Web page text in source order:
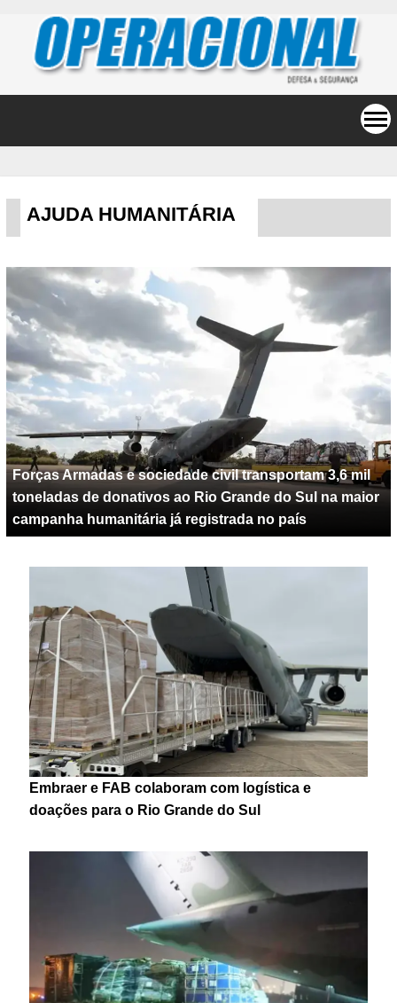
AJUDA HUMANITÁRIA
Forças Armadas e sociedade civil transportam 3,6 mil
toneladas de donativos ao Rio Grande do Sul na maior
campanha humanitária já registrada no país
Embraer e FAB colaboram com logística e
doações para o Rio Grande do Sul